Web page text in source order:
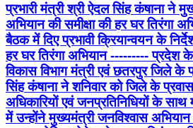
प्रभारी मंत्री श्री ऐदल सिंह कंषाना ने
अभियान की समीक्षा की हर घर तिरंगा
बैठक में दिए प्रभावी क्रियान्वयन के
हर घर तिरंगा अभियान --------- प्रदेश
विकास विभाग मंत्री एवं छतरपुर जिले के
सिंह कंषाना ने शनिवार को जिले के
अधिकारियों एवं जनप्रतिनिधियों के
में उन्होंने मुख्यमंत्री जनविश्वास